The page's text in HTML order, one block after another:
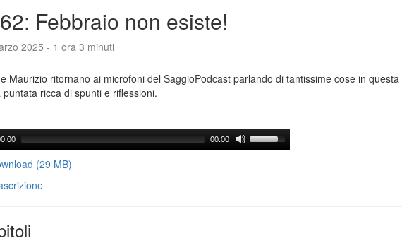
Febbraio non esiste!
2025 - 1 ora 3 minuti
Maurizio ritornano ai microfoni del SaggioPodcast parlando di tantissime cose in questa
puntata ricca di spunti e riflessioni.
00:00
(29 MB)